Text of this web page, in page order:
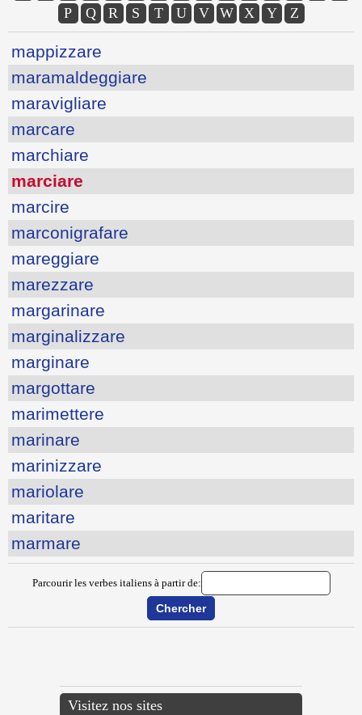
P
Q R S T U V W X Y Z
mappizzare
maramaldeggiare
maravigliare
marcare
marchiare
marciare
marcire
marconigrafare
mareggiare
marezzare
margarinare
marginalizzare
marginare
margottare
marimettere
marinare
marinizzare
mariolare
maritare
marmare
Parcourir les verbes italiens à partir de:
Visitez nos sites